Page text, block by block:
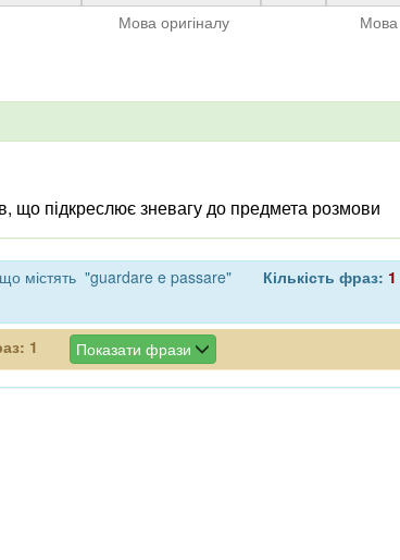
Мова оригіналу Мова
що підкреслює зневагу до предмета розмови
містять "guardare e passare" Кількість фраз: 1
1 Показати фрази